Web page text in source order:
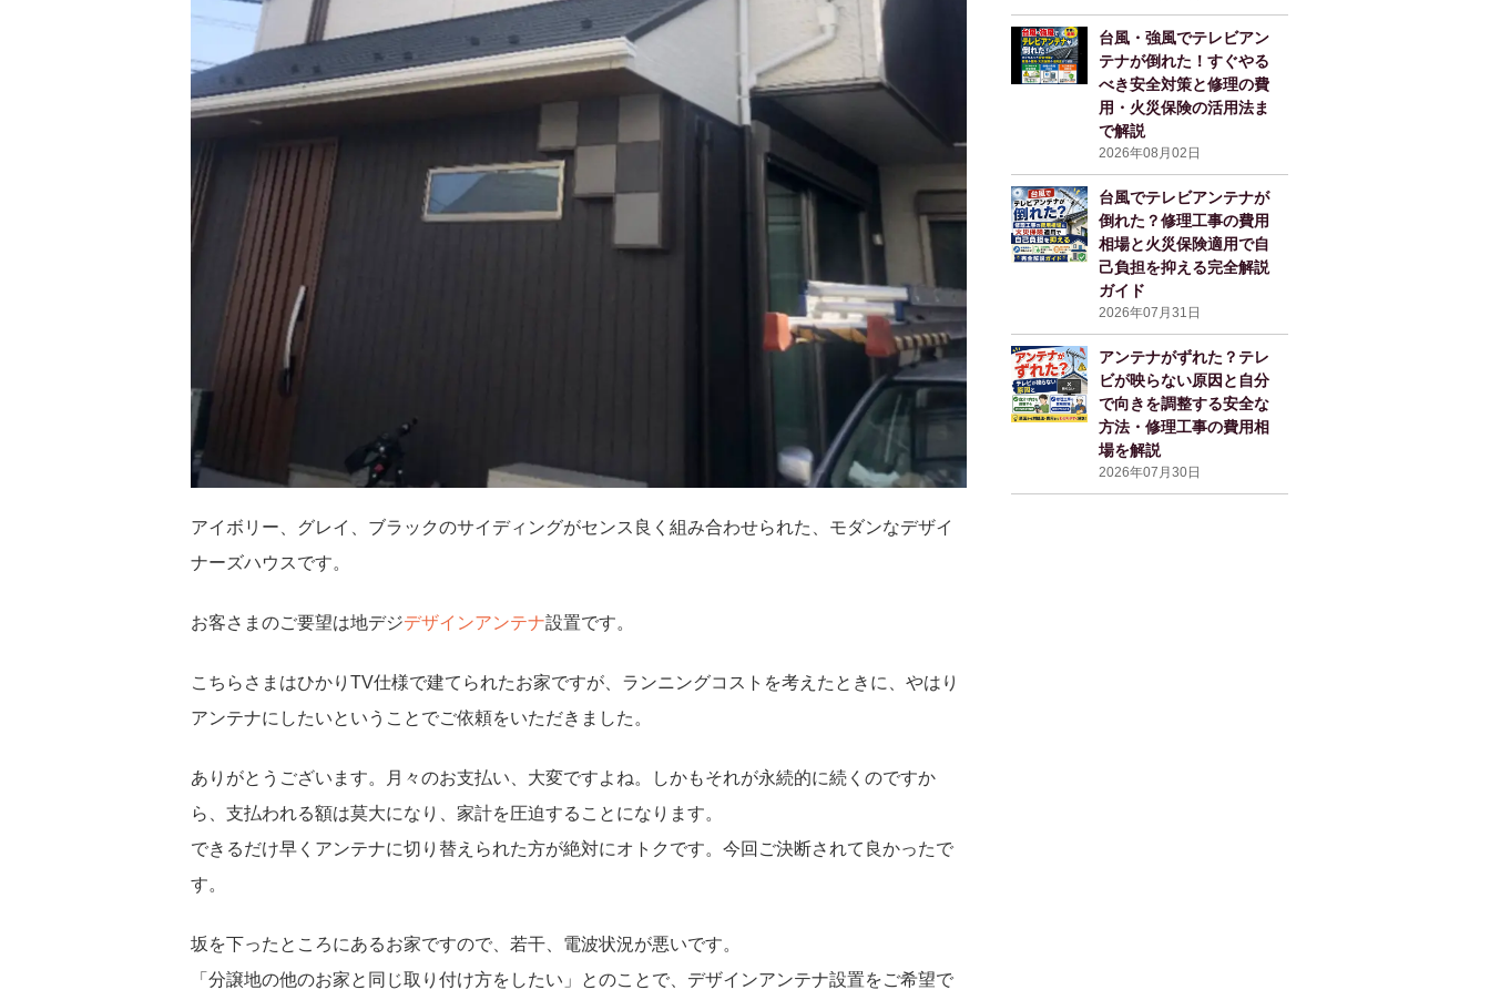
アイボリー、グレイ、ブラックのサイディングがセンス良く組み合わせられた、モダンなデザイ
ナーズハウスです。
お客さまのご要望は地デジデザインアンテナ設置です。
こちらさまはひかりTV仕様で建てられたお家ですが、ランニングコストを考えたときに、やはり
アンテナにしたいということでご依頼をいただきました。
ありがとうございます。月々のお支払い、大変ですよね。しかもそれが永続的に続くのですか
ら、支払われる額は莫大になり、家計を圧迫することになります。
できるだけ早くアンテナに切り替えられた方が絶対にオトクです。今回ご決断されて良かったで
す。
坂を下ったところにあるお家ですので、若干、電波状況が悪いです。
「分譲地の他のお家と同じ取り付け方をしたい」とのことで、デザインアンテナ設置をご希望で
台風・強風でテレビアン
テナが倒れた！すぐやる
べき安全対策と修理の費
用・火災保険の活用法ま
で解説
2026年08月02日
台風でテレビアンテナが
倒れた？修理工事の費用
相場と火災保険適用で自
己負担を抑える完全解説
ガイド
2026年07月31日
アンテナがずれた？テレ
ビが映らない原因と自分
で向きを調整する安全な
方法・修理工事の費用相
場を解説
2026年07月30日